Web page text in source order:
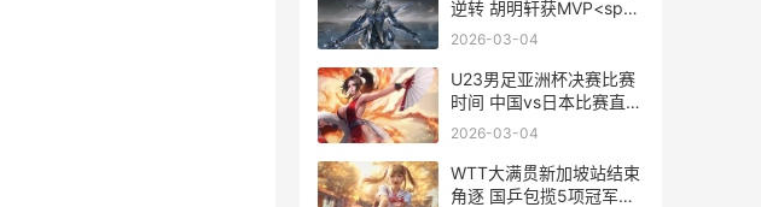
逆转 胡明轩获MVP<span
id="imageplus cba全明
2026-03-04
U23男足亚洲杯决赛比赛
时间 中国vs日本比赛直播
时间<span
u23
2026-03-04
WTT大满贯新加坡站结束
角逐 国乒包揽5项冠军